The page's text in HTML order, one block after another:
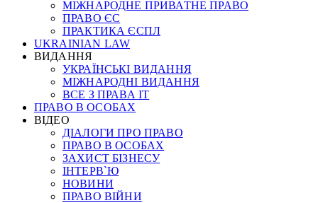
МІЖНАРОДНЕ ПРИВАТНЕ ПРАВО
ПРАВО ЄС
ПРАКТИКА ЄСПЛ
UKRAINIAN LAW
ВИДАННЯ
УКРАЇНСЬКІ ВИДАННЯ
МІЖНАРОДНІ ВИДАННЯ
ВСЕ З ПРАВА ІТ
ПРАВО В ОСОБАХ
ВІДЕО
ДІАЛОГИ ПРО ПРАВО
ПРАВО В ОСОБАХ
ЗАХИСТ БІЗНЕСУ
ІНТЕРВ`Ю
НОВИНИ
ПРАВО ВІЙНИ